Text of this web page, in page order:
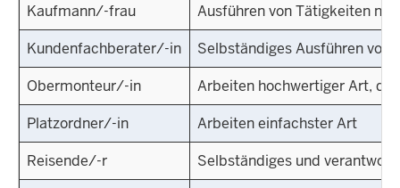
Kaufmann/-frau
Ausführen von Tätigkeiten
Kundenfachberater/-in
Selbständiges Ausführen von
Obermonteur/-in
Arbeiten hochwertiger Art,
Platzordner/-in
Arbeiten einfachster Art
Reisende/-r
Selbständiges und